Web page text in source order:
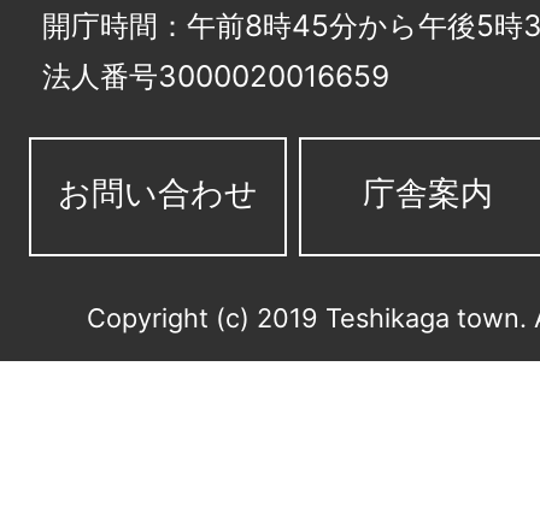
開庁時間：午前8時45分から午後5時
法人番号3000020016659
お問い合わせ 庁舎案内
Copyright (c) 2019 Teshikaga town.